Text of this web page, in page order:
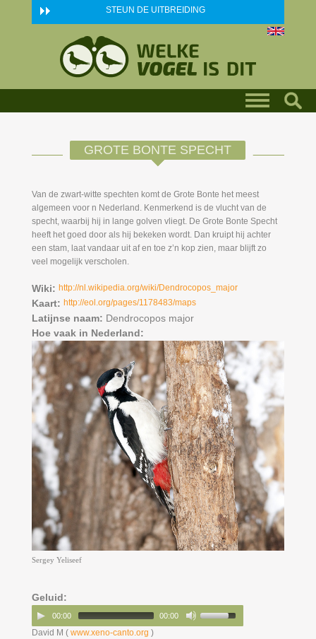
Skip to main content STEUN DE UITBREIDING
GROTE BONTE SPECHT
Van de zwart-witte spechten komt de Grote Bonte het meest
algemeen voor n Nederland. Kenmerkend is de vlucht van de
specht, waarbij hij in lange golven vliegt. De Grote Bonte Specht
heeft het goed door als hij bekeken wordt. Dan kruipt hij achter
een stam, laat vandaar uit af en toe z’n kop zien, maar blijft zo
veel mogelijk verscholen.
Wiki: http://nl.wikipedia.org/wiki/Dendrocopos_major
Kaart: http://eol.org/pages/1178483/maps
Latijnse naam: Dendrocopos major
Hoe vaak in Nederland:
Sergey Yeliseef
Geluid:
00:00 00:00
David M ( www.xeno-canto.org )